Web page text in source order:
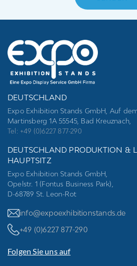
empty.
DEUTSCHLAND
Expo Exhibition Stands GmbH, Auf
Martinsberg 1A 55545, Bad Kreuznach,
Tel: +49 (0)6227 877-290
DEUTSCHLAND PRODUKTION &
HAUPTSITZ
Expo Exhibition Stands GmbH,
Opelstr. 1 (Fontus Business Park),
D-68789 St. Leon-Rot
info@expoexhibitionstands.de
+49 (0)6227 877-290
Folgen Sie uns auf